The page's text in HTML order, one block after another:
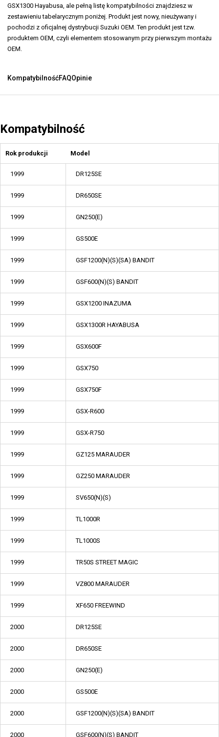
GSX1300 Hayabusa, ale pełną listę kompatybilności znajdziesz w
zestawieniu tabelarycznym poniżej. Produkt jest nowy, nieużywany i
pochodzi z oficjalnej dystrybucji Suzuki OEM. Ten produkt jest tzw.
produktem OEM, czyli elementem stosowanym przy pierwszym montażu
OEM.
KompatybilnośćFAQOpinie
Kompatybilność
Rok produkcji Model
1999 DR125SE
1999 DR650SE
1999 GN250(E)
1999 GS500E
1999 GSF1200(N)(S)(SA) BANDIT
1999 GSF600(N)(S) BANDIT
1999 GSX1200 INAZUMA
1999 GSX1300R HAYABUSA
1999 GSX600F
1999 GSX750
1999 GSX750F
1999 GSX-R600
1999 GSX-R750
1999 GZ125 MARAUDER
1999 GZ250 MARAUDER
1999 SV650(N)(S)
1999 TL1000R
1999 TL1000S
1999 TR50S STREET MAGIC
1999 VZ800 MARAUDER
1999 XF650 FREEWIND
2000 DR125SE
2000 DR650SE
2000 GN250(E)
2000 GS500E
2000 GSF1200(N)(S)(SA) BANDIT
2000 GSF600(N)(S) BANDIT